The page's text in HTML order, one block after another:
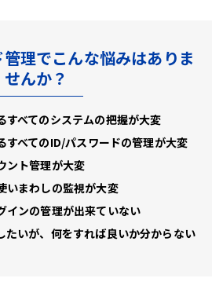
理でこんな悩みはありま
せんか？
すべてのシステムの把握が大変
すべてのID/パスワードの管理が大変
ント管理が大変
いまわしの監視が大変
インの管理が出来ていない
たいが、何をすれば良いか分からない